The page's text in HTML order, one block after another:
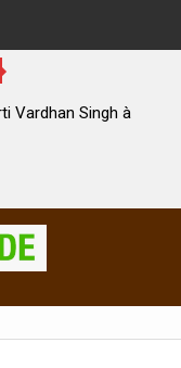
Vardhan Singh à